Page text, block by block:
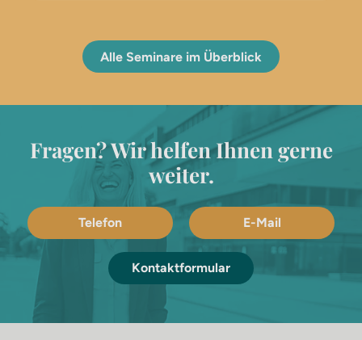
Alle Seminare im Überblick
Fragen? Wir helfen Ihnen gerne
weiter.
Telefon E-Mail
Kontaktformular